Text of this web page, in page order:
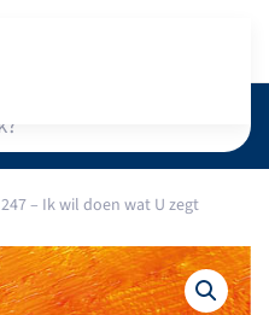
247 – Ik wil doen wat U zegt